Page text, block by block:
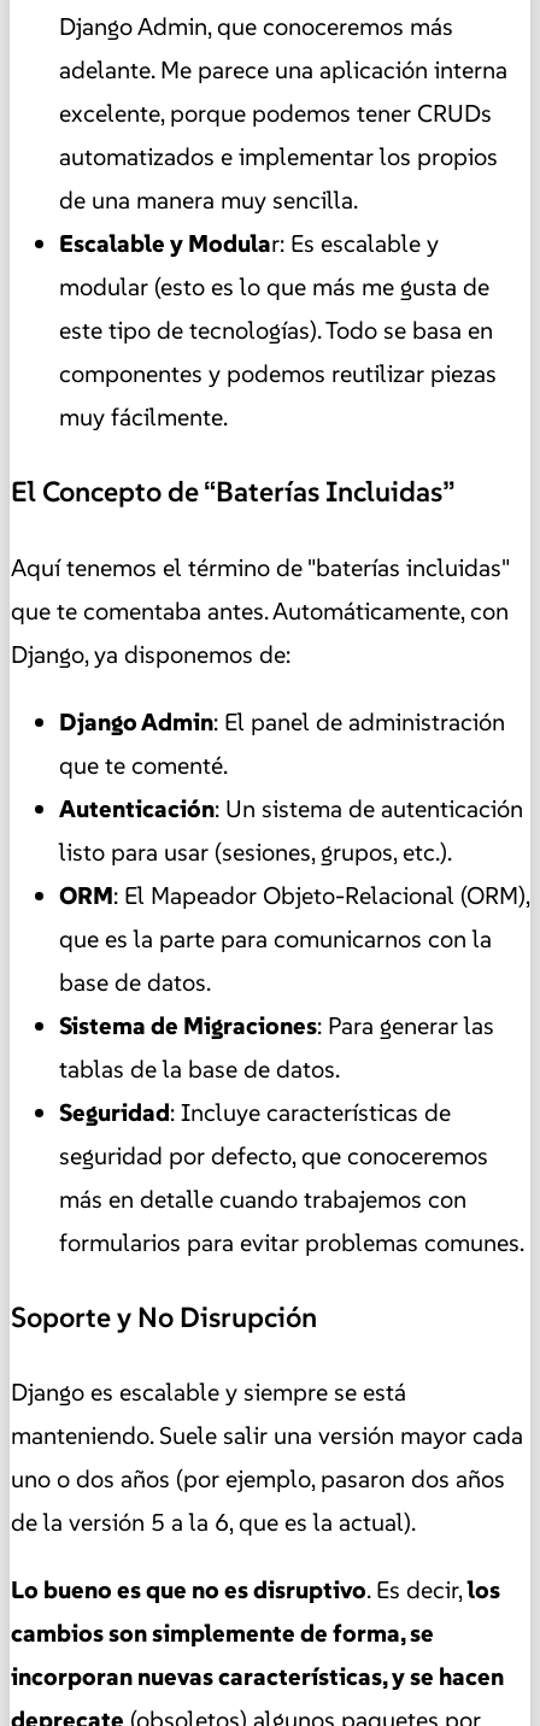
Django Admin, que conoceremos más
adelante. Me parece una aplicación interna
excelente, porque podemos tener CRUDs
automatizados e implementar los propios
de una manera muy sencilla.
Escalable y Modular: Es escalable y
modular (esto es lo que más me gusta de
este tipo de tecnologías). Todo se basa en
componentes y podemos reutilizar piezas
muy fácilmente.
El Concepto de “Baterías Incluidas”
Aquí tenemos el término de "baterías incluidas"
que te comentaba antes. Automáticamente, con
Django, ya disponemos de:
Django Admin: El panel de administración
que te comenté.
Autenticación: Un sistema de autenticación
listo para usar (sesiones, grupos, etc.).
ORM: El Mapeador Objeto-Relacional (ORM),
que es la parte para comunicarnos con la
base de datos.
Sistema de Migraciones: Para generar las
tablas de la base de datos.
Seguridad: Incluye características de
seguridad por defecto, que conoceremos
más en detalle cuando trabajemos con
formularios para evitar problemas comunes.
Soporte y No Disrupción
Django es escalable y siempre se está
manteniendo. Suele salir una versión mayor cada
uno o dos años (por ejemplo, pasaron dos años
de la versión 5 a la 6, que es la actual).
Lo bueno es que no es disruptivo. Es decir,los
cambios son simplemente de forma, se
incorporan nuevas características, y se hacen